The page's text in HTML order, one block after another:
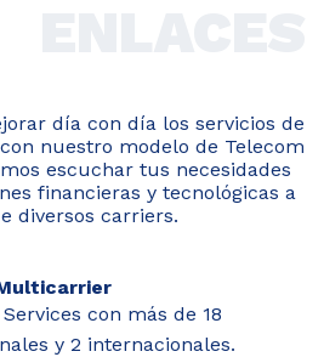
día con día los servicios de
nuestro modelo de Telecom
escuchar tus necesidades
financieras y tecnológicas a
diversos carriers.
con más de 18
y 2 internacionales.